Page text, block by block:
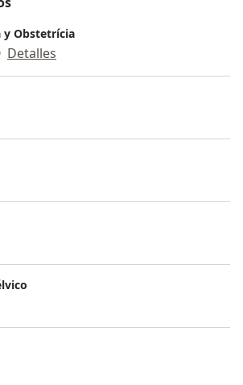
y Obstetrícia
Detalles